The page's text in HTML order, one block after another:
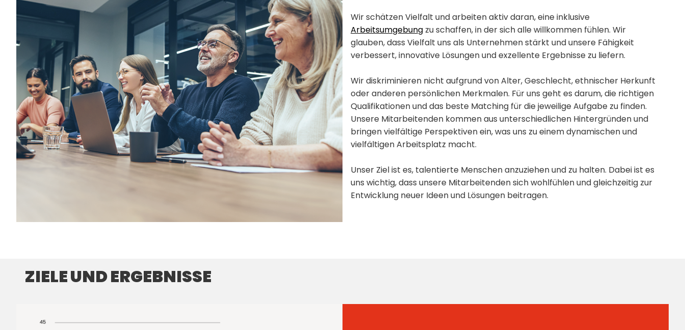
Wir schätzen Vielfalt und arbeiten aktiv daran, eine inklusive
Arbeitsumgebung zu schaffen, in der sich alle willkommen fühlen. Wir
glauben, dass Vielfalt uns als Unternehmen stärkt und unsere Fähigkeit
verbessert, innovative Lösungen und exzellente Ergebnisse zu liefern.
Wir diskriminieren nicht aufgrund von Alter, Geschlecht, ethnischer Herkunft
oder anderen persönlichen Merkmalen. Für uns geht es darum, die richtigen
Qualifikationen und das beste Matching für die jeweilige Aufgabe zu finden.
Unsere Mitarbeitenden kommen aus unterschiedlichen Hintergründen und
bringen vielfältige Perspektiven ein, was uns zu einem dynamischen und
vielfältigen Arbeitsplatz macht.
Unser Ziel ist es, talentierte Menschen anzuziehen und zu halten. Dabei ist es
uns wichtig, dass unsere Mitarbeitenden sich wohlfühlen und gleichzeitig zur
Entwicklung neuer Ideen und Lösungen beitragen.
ZIELE UND ERGEBNISSE